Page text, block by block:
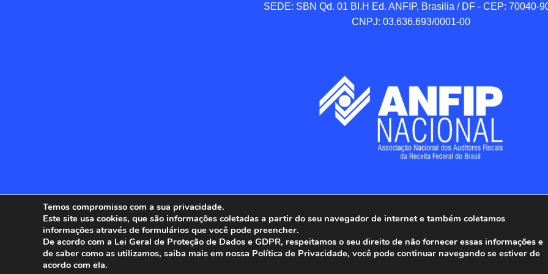
SEDE: SBN Qd. 01 BI.H Ed. ANFIP, Brasilia / DF - CEP: 70040-
CNPJ: 03.636.693/0001-00
ANFIP - Associação Nacional dos Auditores Fiscais da Receita Federal
Todos os Direitos Reservados.
Temos compromisso com a sua privacidade.
Este site usa cookies, que são informações coletadas a partir do seu navegador de internet e também coletamos
informações através de formulários que você pode preencher.
De acordo com a Lei Geral de Proteção de Dados e GDPR, respeitamos o seu direito de não fornecer essas informações e
de saber como as utilizamos, saiba mais em nossa Política de Privacidade, você pode continuar navegando se estiver de
acordo com ela.